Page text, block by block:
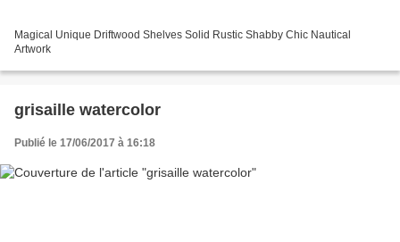
Magical Unique Driftwood Shelves Solid Rustic Shabby Chic Nautical
Artwork
grisaille watercolor
Publié le 17/06/2017 à 16:18